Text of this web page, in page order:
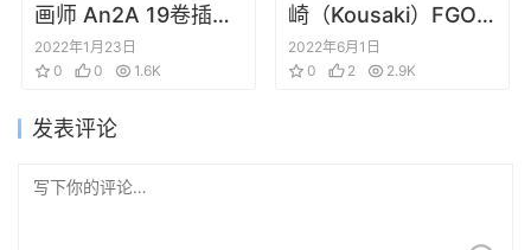
画师 An2A 19卷插画
合集
2022年1月23日
0
0 1.6K
崎（Kousaki）FGO
插画pixiv合集（更新
到20220529）
2022年6月1日
0
2 2.9K
发表评论